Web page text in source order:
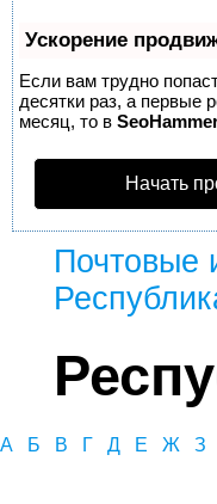
Ускорение
Если вам трудно
десятки раз, а первые
месяц, то в
Начать
А Б В Г Д Е Ж З